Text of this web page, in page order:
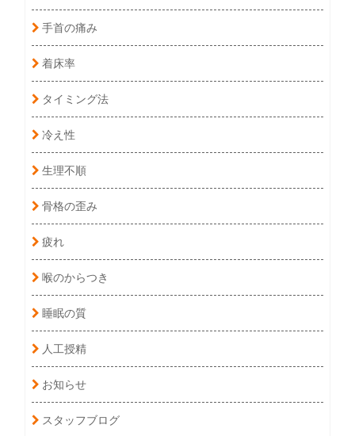
手首の痛み
着床率
タイミング法
冷え性
生理不順
骨格の歪み
疲れ
喉のからつき
睡眠の質
人工授精
お知らせ
スタッフブログ